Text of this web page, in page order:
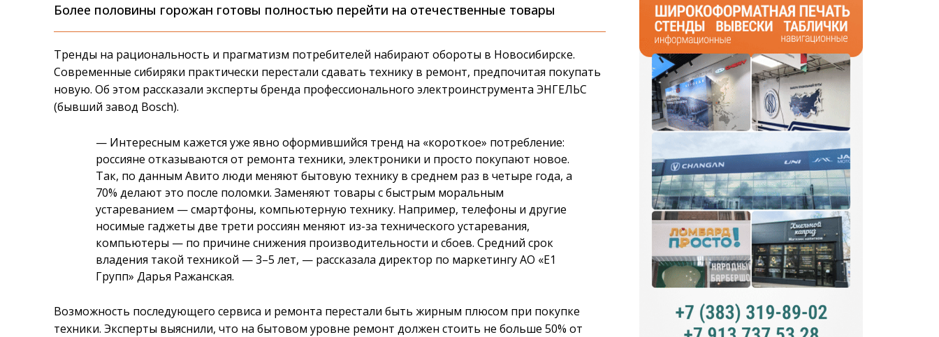
Более половины горожан готовы полностью перейти на отечественные товары
Тренды на рациональность и прагматизм потребителей набирают обороты в Новосибирске.
Современные сибиряки практически перестали сдавать технику в ремонт, предпочитая покупать
новую. Об этом рассказали эксперты бренда профессионального электроинструмента ЭНГЕЛЬС
(бывший завод Bosch).
— Интересным кажется уже явно оформившийся тренд на «короткое» потребление:
россияне отказываются от ремонта техники, электроники и просто покупают новое.
Так, по данным Авито люди меняют бытовую технику в среднем раз в четыре года, а
70% делают это после поломки. Заменяют товары с быстрым моральным
устареванием — смартфоны, компьютерную технику. Например, телефоны и другие
носимые гаджеты две трети россиян меняют из-за технического устаревания,
компьютеры — по причине снижения производительности и сбоев. Средний срок
владения такой техникой — 3–5 лет, — рассказала директор по маркетингу АО «Е1
Групп» Дарья Ражанская.
Возможность последующего сервиса и ремонта перестали быть жирным плюсом при покупке
техники. Эксперты выяснили, что на бытовом уровне ремонт должен стоить не больше 50% от